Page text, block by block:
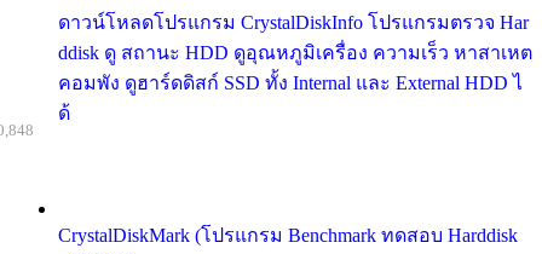
ดาวน์โหลดโปรแกรม CrystalDiskInfo โปรแกรมตรวจ Har
ddisk ดู สถานะ HDD ดูอุณหภูมิเครื่อง ความเร็ว หาสาเหต
คอมพัง ดูฮาร์ดดิสก์ SSD ทั้ง Internal และ External HDD ไ
ด้
CrystalDiskMark (โปรแกรม Benchmark ทดสอบ Harddisk